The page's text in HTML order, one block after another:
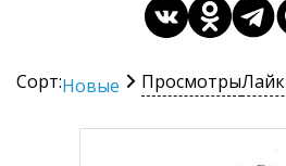
Сорт:Новые Просмотры